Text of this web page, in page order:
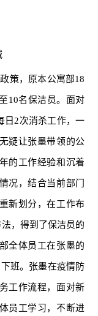
策，原本公寓部18
10名保洁员。面对
日2次消杀工作，一
疑让张墨带领的公
的工作经验和沉着
况，结合当前部门
新划分，在工作布
，得到了保洁员的
全体员工在张墨的
班。张墨在疫情防
工作流程，面对新
员工学习，不断进